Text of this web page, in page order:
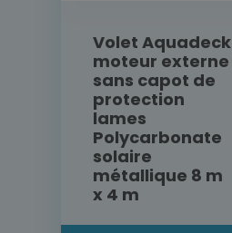
Volet Aquadeck
moteur externe
sans capot de
protection
lames
Polycarbonate
solaire
métallique 8 m
x 4 m